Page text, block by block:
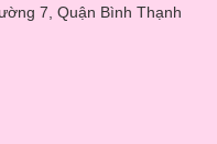
7, Quận Bình Thạnh